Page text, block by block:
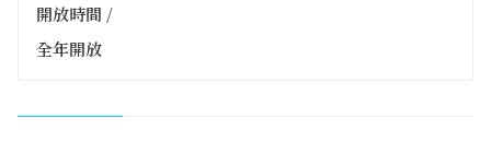
開放時間 /
全年開放